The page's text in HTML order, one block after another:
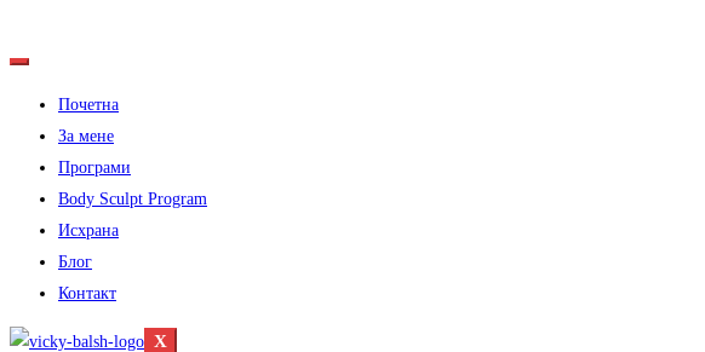
Почетна
За мене
Програми
Body Sculpt Program
Исхрана
Блог
Контакт
X